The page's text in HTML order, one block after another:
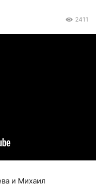
2411
и Михаил